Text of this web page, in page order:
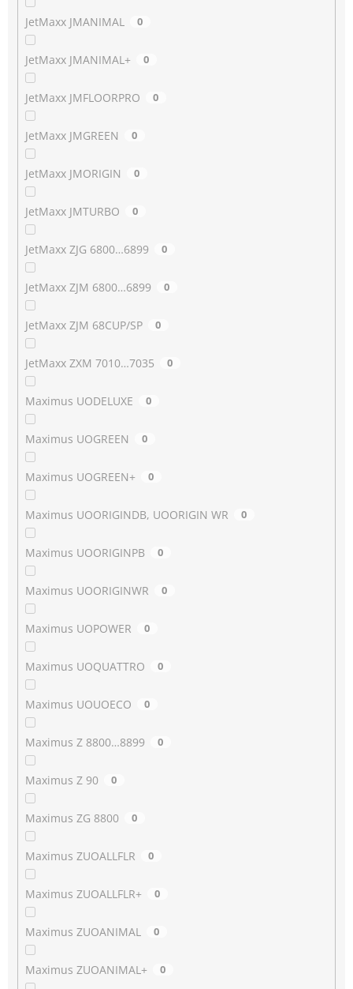
JetMaxx JMANIMAL 0
JetMaxx JMANIMAL+ 0
JetMaxx JMFLOORPRO 0
JetMaxx JMGREEN 0
JetMaxx JMORIGIN 0
JetMaxx JMTURBO 0
JetMaxx ZJG 6800…6899 0
JetMaxx ZJM 6800…6899 0
JetMaxx ZJM 68CUP/SP 0
JetMaxx ZXM 7010…7035 0
Maximus UODELUXE 0
Maximus UOGREEN 0
Maximus UOGREEN+ 0
Maximus UOORIGINDB, UOORIGIN WR 0
Maximus UOORIGINPB 0
Maximus UOORIGINWR 0
Maximus UOPOWER 0
Maximus UOQUATTRO 0
Maximus UOUOECO 0
Maximus Z 8800…8899 0
Maximus Z 90 0
Maximus ZG 8800 0
Maximus ZUOALLFLR 0
Maximus ZUOALLFLR+ 0
Maximus ZUOANIMAL 0
Maximus ZUOANIMAL+ 0